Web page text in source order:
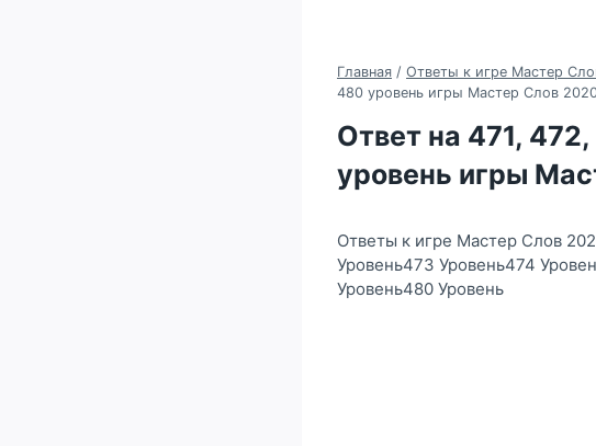
Главная / Ответы к игре Мастер
480 уровень игры Мастер Слов
Ответ на 471,
уровень игры
Ответы к игре Мастер Слов
Уровень473 Уровень474
Уровень480 Уровень